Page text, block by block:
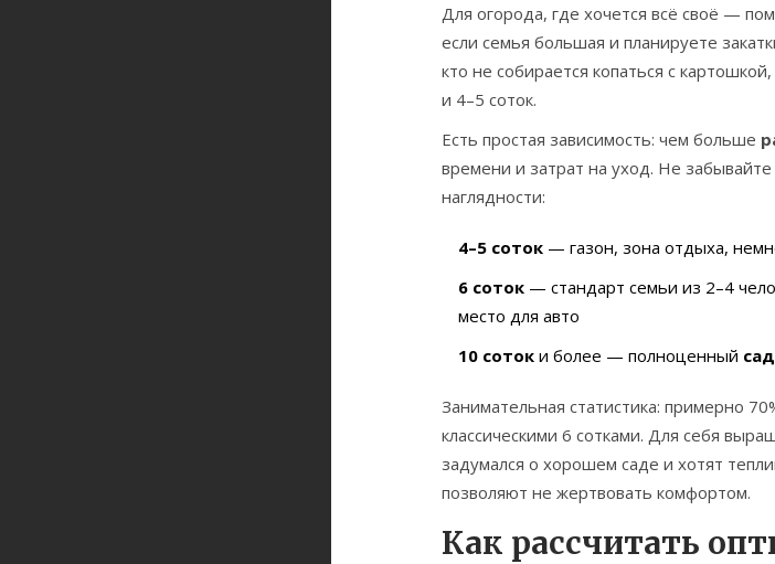
Для огорода, где хочется всё своё —
если семья большая и планируете
кто не собирается копаться с
и 4–5 соток.
Есть простая зависимость: чем больше
времени и затрат на уход. Не
наглядности:
4–5 соток — газон, зона отдыха,
6 соток — стандарт семьи из 2–4
место для авто
10 соток и более — полноценный
Занимательная статистика: примерно
классическими 6 сотками. Для себя
задумался о хорошем саде и хотят
позволяют не жертвовать комфортом.
Как рассчитать